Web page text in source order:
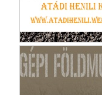
Vigyázó Szemek Khe